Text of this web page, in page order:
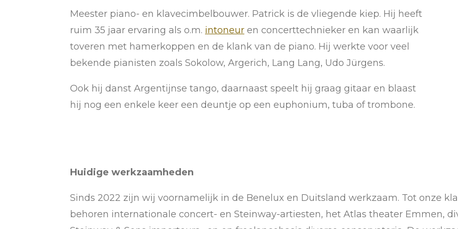
Meester piano- en klavecimbelbouwer. Patrick is de vliegende kiep. Hij heeft
ruim 35 jaar ervaring als o.m. intoneur en concerttechnieker en kan waarlijk
toveren met hamerkoppen en de klank van de piano. Hij werkte voor veel
bekende pianisten zoals Sokolow, Argerich, Lang Lang, Udo Jürgens.
Ook hij danst Argentijnse tango, daarnaast speelt hij graag gitaar en blaast
hij nog een enkele keer een deuntje op een euphonium, tuba of trombone.
Huidige werkzaamheden
Sinds 2022 zijn wij voornamelijk in de Benelux en Duitsland werkzaam. Tot onze
behoren internationale concert- en Steinway-artiesten, het Atlas theater Emmen,